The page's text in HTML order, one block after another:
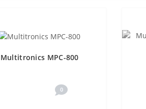
Multitronics MPC-800
0